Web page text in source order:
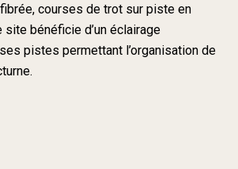
courses de trot sur piste en
site bénéficie d’un éclairage
pistes permettant l’organisation de